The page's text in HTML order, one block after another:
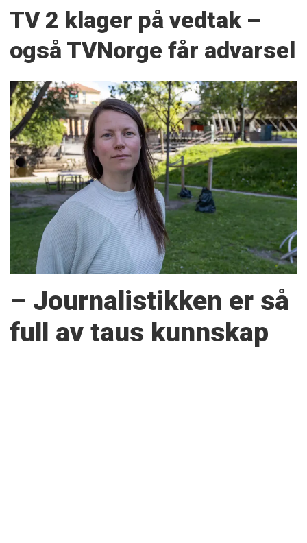
TV 2 klager på vedtak –
også TVNorge får advarsel
– Journalistikken er så
full av taus kunnskap